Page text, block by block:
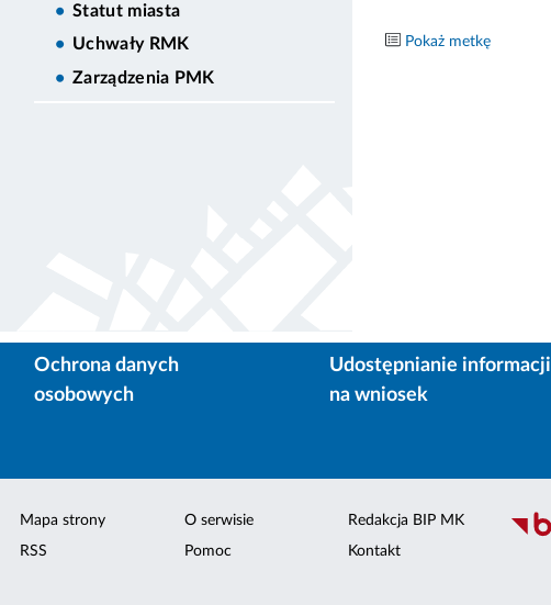
Statut miasta
Uchwały RMK
Zarządzenia PMK
Pokaż metkę
Ochrona danych
osobowych
Udostępnianie informacji
na wniosek
Mapa strony
RSS
O serwisie
Pomoc
Redakcja BIP MK
Kontakt